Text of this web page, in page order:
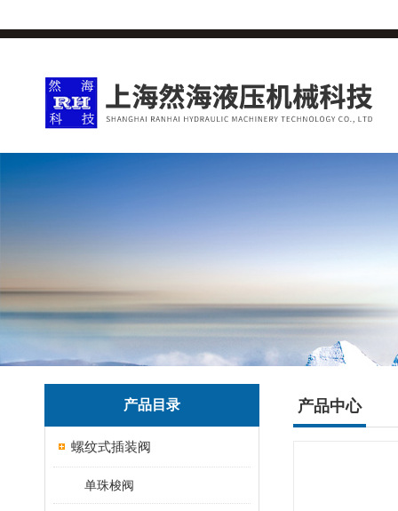
产品目录
螺纹式插装阀
单珠梭阀
产品中心